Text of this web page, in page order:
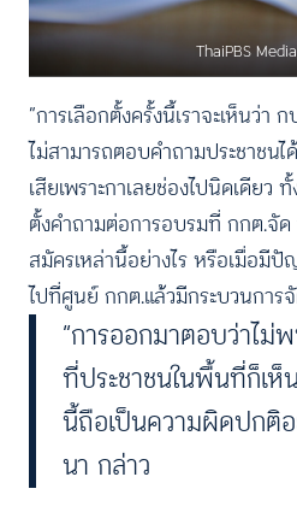
ThaiPBS
“การเลือกตั้งครั้งนี้เราจะเห็นว่า
ไม่สามารถตอบคำถามประชาชน
เสียเพราะกาเลยช่องไปนิดเดีย
ตั้งคำถามต่อการอบรมที่ กกต.จั
สมัครเหล่านี้อย่างไร หรือเมื่อมี
ไปที่ศูนย์ กกต.แล้วมีกระบวนการจั
“การออกมาตอบว่าไ
ที่ประชาชนในพื้นที่ก็เ
นี้ถือเป็นความผิดปกติ
นา กล่าว